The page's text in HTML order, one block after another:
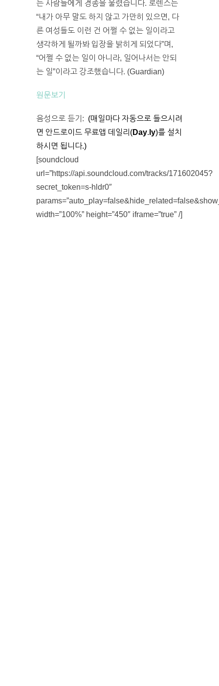
는 사람들에게 경종을 울렸습니다. 로렌스는
“내가 아무 말도 하지 않고 가만히 있으면, 다
른 여성들도 이런 건 어쩔 수 없는 일이라고
생각하게 될까봐 입장을 밝히게 되었다”며,
“어쩔 수 없는 일이 아니라, 일어나서는 안되
는 일”이라고 강조했습니다. (Guardian)
원문보기
음성으로 듣기: (매일마다 자동으로 들으시려
면 안드로이드 무료앱 데일리(Day. ly)를 설치
하시면 됩니다.)
[soundcloud
url=”https://api.soundcloud.com/tracks/171602045?
secret_token=s-hldr0″
width=”100%” height=”450″ iframe=”true” /]